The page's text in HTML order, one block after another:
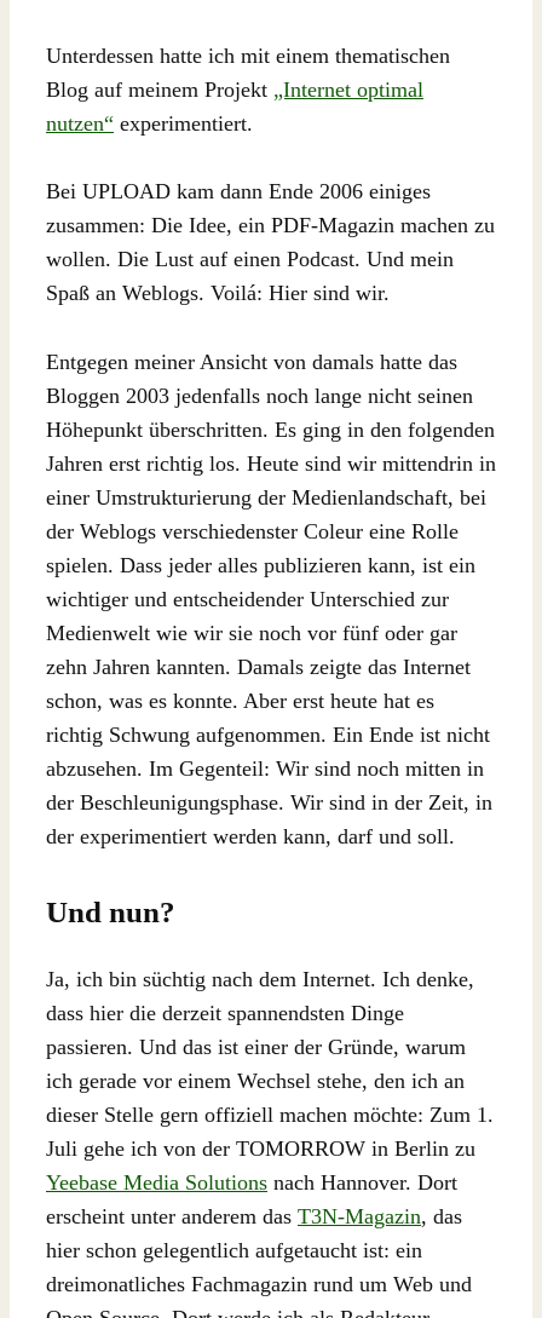
Unterdessen hatte ich mit einem thematischen
Blog auf meinem Projekt „Internet optimal
nutzen“ experimentiert.
Bei UPLOAD kam dann Ende 2006 einiges
zusammen: Die Idee, ein PDF-Magazin machen zu
wollen. Die Lust auf einen Podcast. Und mein
Spaß an Weblogs. Voilá: Hier sind wir.
Entgegen meiner Ansicht von damals hatte das
Bloggen 2003 jedenfalls noch lange nicht seinen
Höhepunkt überschritten. Es ging in den folgenden
Jahren erst richtig los. Heute sind wir mittendrin in
einer Umstrukturierung der Medienlandschaft, bei
der Weblogs verschiedenster Coleur eine Rolle
spielen. Dass jeder alles publizieren kann, ist ein
wichtiger und entscheidender Unterschied zur
Medienwelt wie wir sie noch vor fünf oder gar
zehn Jahren kannten. Damals zeigte das Internet
schon, was es konnte. Aber erst heute hat es
richtig Schwung aufgenommen. Ein Ende ist nicht
abzusehen. Im Gegenteil: Wir sind noch mitten in
der Beschleunigungsphase. Wir sind in der Zeit, in
der experimentiert werden kann, darf und soll.
Und nun?
Ja, ich bin süchtig nach dem Internet. Ich denke,
dass hier die derzeit spannendsten Dinge
passieren. Und das ist einer der Gründe, warum
ich gerade vor einem Wechsel stehe, den ich an
dieser Stelle gern offiziell machen möchte: Zum 1.
Juli gehe ich von der TOMORROW in Berlin zu
Yeebase Media Solutions nach Hannover. Dort
erscheint unter anderem das T3N-Magazin, das
hier schon gelegentlich aufgetaucht ist: ein
dreimonatliches Fachmagazin rund um Web und